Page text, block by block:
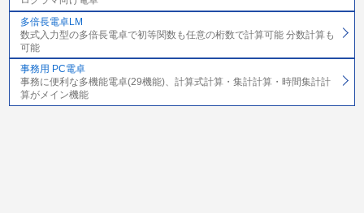
多倍長電卓LM
数式入力型の多倍長電卓で初等関数も任意の桁数で計算可能 分数計算も
可能
事務用 PC電卓
事務に便利な多機能電卓(29機能)、計算式計算・集計計算・時間集計計
算がメイン機能